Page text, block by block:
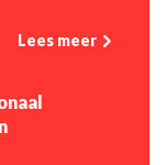
Lees meer